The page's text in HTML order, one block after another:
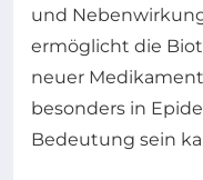
und
ermöglicht die
neuer
besonders in
Bedeutung sein